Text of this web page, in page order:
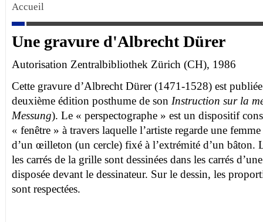
Accueil
Une gravure d'Albrecht Dürer
Autorisation Zentralbibliothek Zürich (CH), 1986
Cette gravure d’Albrecht Dürer (1471-1528) est
deuxième édition posthume de son Instruction sur la
Messung). Le « perspectographe » est un dispositif
« fenêtre » à travers laquelle l’artiste regarde une
d’un œilleton (un cercle) fixé à l’extrémité d’un bâton.
les carrés de la grille sont dessinées dans les carrés
disposée devant le dessinateur. Sur le dessin, les
sont respectées.